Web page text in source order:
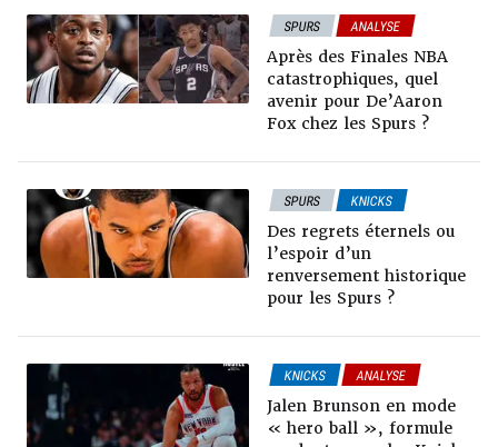
SPURS
ANALYSE
DOSSIERS TT
PLAYOFFS NBA
Après des Finales NBA
catastrophiques, quel
avenir pour De’Aaron
Fox chez les Spurs ?
SPURS
KNICKS
ANALYSE
DOSSIERS TT
PLAYOFFS NBA
Des regrets éternels ou
l’espoir d’un
renversement historique
pour les Spurs ?
KNICKS
ANALYSE
DOSSIERS TT
PLAYOFFS NBA
Jalen Brunson en mode
« hero ball », formule